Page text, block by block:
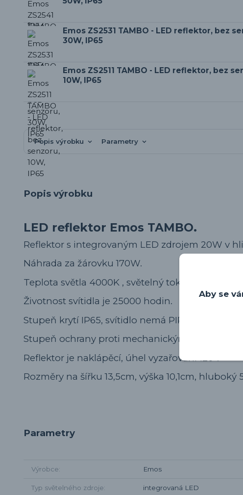
Emos ZS2531 TAMBO - LED reflektor, bez
30W, IP65
Emos ZS2511 TAMBO - LED reflektor, bez
10W, IP65
Popis výrobku Parametry
Popis výrobku
LED reflektor Emos TAMBO.
Reflektor s integrovaným LED zdrojem 20W v
Náhrada za žárovku 170W.
Teplota světla 4000K , světelný tok 1600lm.
Životnost svítidla je 25000 hodin.
Stupeň krytí IP65, svítidlo nemá PIR senzor.
Stupeň ochrany proti mechanickým nárazům
Reflektor je naklápěcí, úhel vyzařování 120°.
Rozměry na šířku 13,5cm, výška 10,1cm, hluboký
Parametry
Výrobce Emos
Typ světelného zdroje integrovaná LED
Aby se